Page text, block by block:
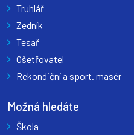
Truhlář
Zedník
Tesař
Ošetřovatel
Rekondiční a sport. masér
Možná hledáte
Škola